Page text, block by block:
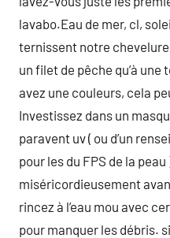
lavabo.Eau de mer, cl,
ternissent notre
un filet de pêche qu’à
avez une couleurs, cela
Investissez dans un
paravent uv ( ou d’un
pour les du FPS de la
miséricordieusement
rincez à l’eau mou avec
pour manquer les débris.